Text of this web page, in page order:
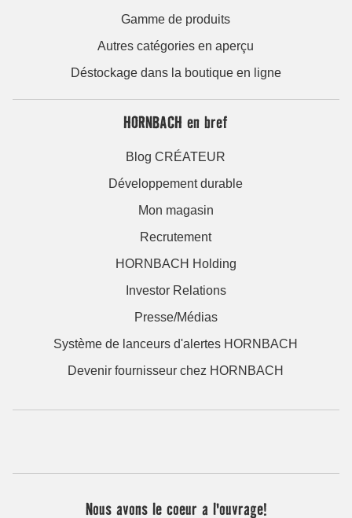
Gamme de produits
Autres catégories en aperçu
Déstockage dans la boutique en ligne
HORNBACH en bref
Blog CRÉATEUR
Développement durable
Mon magasin
Recrutement
HORNBACH Holding
Investor Relations
Presse/Médias
Système de lanceurs d'alertes HORNBACH
Devenir fournisseur chez HORNBACH
Nous avons le coeur a l'ouvrage!